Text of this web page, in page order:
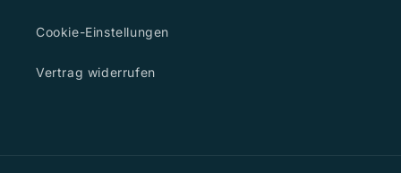
Cookie-Einstellungen
Vertrag widerrufen